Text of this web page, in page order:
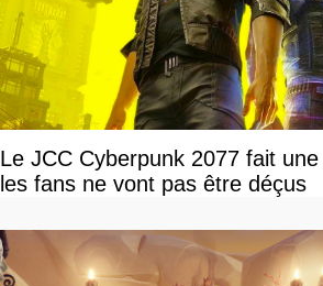
Le JCC Cyberpunk 2077 fait
les fans ne vont pas être déçus